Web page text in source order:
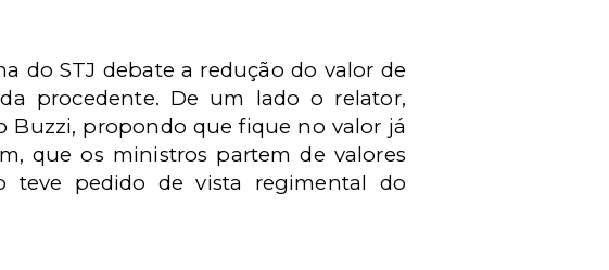
do STJ debate a redução do valor de
procedente. De um lado o relator,
Buzzi, propondo que fique no valor já
que os ministros partem de valores
teve pedido de vista regimental do